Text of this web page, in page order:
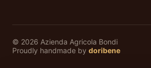
© 2026 Azienda Agricola Bondi
Proudly handmade by doribene